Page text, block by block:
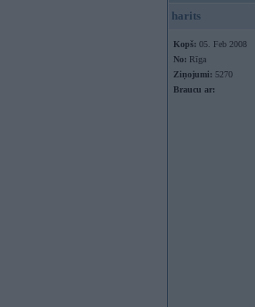
harits
Kopš: 05. Feb 2008
No: Rīga
Ziņojumi: 5270
Braucu ar: